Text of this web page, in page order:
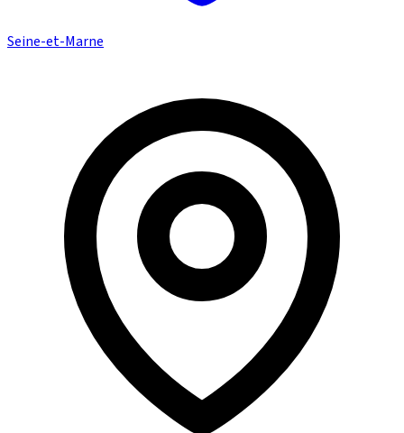
Seine-et-Marne